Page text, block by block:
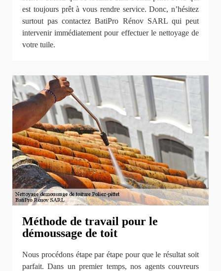
est toujours prêt à vous rendre service. Donc, n’hésitez
surtout pas contactez BatiPro Rénov SARL qui peut
intervenir immédiatement pour effectuer le nettoyage de
votre tuile.
Méthode de travail pour le
démoussage de toit
Nous procédons étape par étape pour que le résultat soit
parfait. Dans un premier temps, nos agents couvreurs